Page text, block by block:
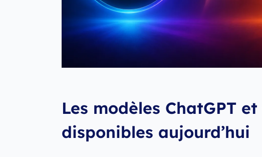
Les modèles ChatGPT
disponibles aujourd’hui